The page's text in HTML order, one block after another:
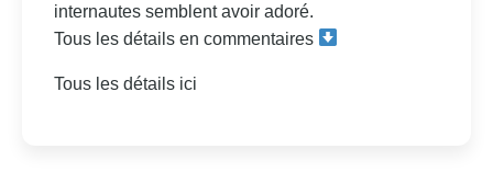
internautes semblent avoir adoré.
Tous les détails en commentaires
Tous les détails ici